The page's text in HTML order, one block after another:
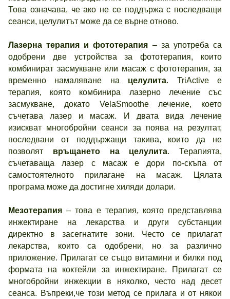
Това означава, че ако не се поддържа с последващи
сеанси, целулитът може да се върне отново.
Лазерна терапия и фототерапия – за употреба са
одобрени две устройства за фототерапия, които
комбинират засмукване или масаж с фототерапия, за
временно намаляване на целулита. TriActive е
терапия, която комбинира лазерно лечение със
засмукване, докато VelaSmoothе лечение, което
съчетава лазер и масаж. И двата вида лечение
изискват многобройни сеанси за поява на резултат,
последвани от поддържащи такива, които да не
позволят връщането на целулита. Терапията,
съчетаваща лазер с масаж е дори по-скъпа от
самостоятелното прилагане на масаж. Цялата
програма може да достигне хиляди долари.
Мезотерапия – това е терапия, която представлява
инжектиране на лекарства и други субстанции
директно в засегнатите зони. Често се прилагат
лекарства, които са одобрени, но за различно
приложение. Прилагат се също витамини и билки под
формата на коктейли за инжектиране. Прилагат се
многобройни инжекции в няколко, често над десет
сеанса. Въпреки,че този метод се прилага и от някои